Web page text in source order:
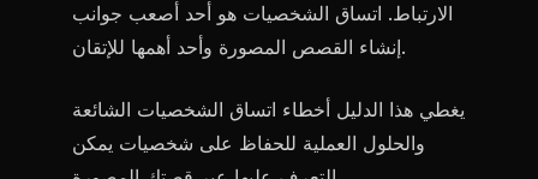
الارتباط. اتساق الشخصيات هو أحد أصعب جوانب
إنشاء القصص المصورة وأحد أهمها للإتقان.
يغطي هذا الدليل أخطاء اتساق الشخصيات الشائعة
والحلول العملية للحفاظ على شخصيات يمكن